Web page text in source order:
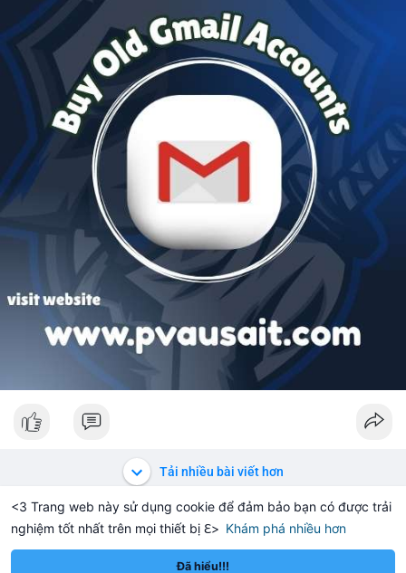
<3 Trang web này sử dụng cookie để đảm bảo bạn có được trải
nghiệm tốt nhất trên mọi thiết bị ℇ> Khám phá nhiều hơn
Đã hiểu!!!
Solana SOL $76.01 +1.85% BNB BNB $601.05
Tải nhiều bài viết hơn